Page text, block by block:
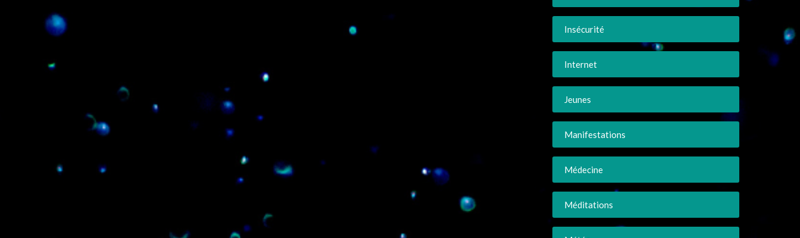
Insécurité
Internet
Jeunes
Manifestations
Médecine
Méditations